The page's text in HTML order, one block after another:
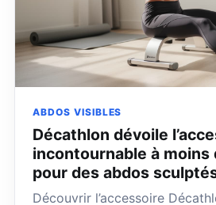
ABDOS VISIBLES
Décathlon dévoile
incontournable à moins
pour des abdos
Découvrir l’accessoire